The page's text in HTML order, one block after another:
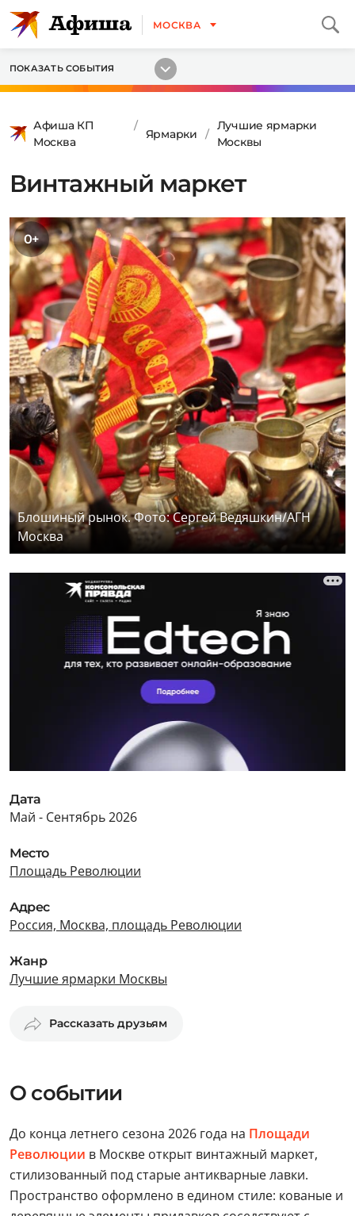
МОСКВА
ПОКАЗАТЬ СОБЫТИЯ
Афиша КП
Москва
Ярмарки
Лучшие ярмарки
Москвы
Винтажный маркет
0+
Блошиный рынок. Фото: Сергей Ведяшкин/АГН
Москва
Дата
Май - Сентябрь 2026
Место
Площадь Революции
Адрес
Россия, Москва, площадь Революции
Жанр
Лучшие ярмарки Москвы
Рассказать друзьям
О событии
До конца летнего сезона 2026 года на Площади
Революции в Москве открыт винтажный маркет,
стилизованный под старые антикварные лавки.
Пространство оформлено в едином стиле: кованые и